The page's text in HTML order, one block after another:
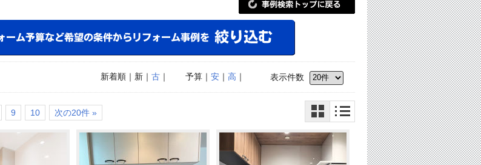
表示件数
予算｜ 安｜ 高 ｜
新着順｜新｜ 古｜
9 10 次の20件 »